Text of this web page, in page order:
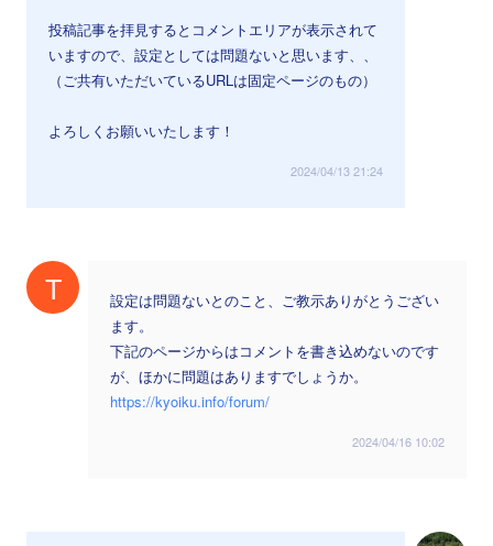
投稿記事を拝見するとコメントエリアが表示されて
いますので、設定としては問題ないと思います、、
（ご共有いただいているURLは固定ページのもの）
よろしくお願いいたします！
2024/04/13 21:24
T
設定は問題ないとのこと、ご教示ありがとうござい
ます。
下記のページからはコメントを書き込めないのです
が、ほかに問題はありますでしょうか。
https://kyoiku.info/forum/
2024/04/16 10:02